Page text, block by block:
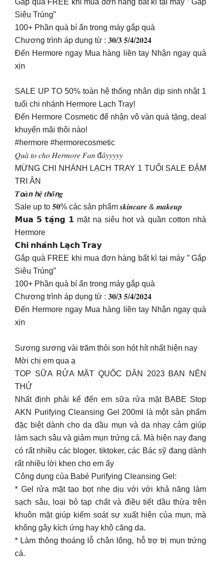
Siêu Trúng”
100+ Phần quà bí ẩn trong máy gắp quà
Chương trình áp dụng từ : 𝟑𝟎/𝟑 𝟓/𝟒/𝟐𝟎𝟐𝟒
Đến Hermore ngay Mua hàng liền tay Nhận ngay quà
xịn
SALE UP TO 50% toàn hệ thống nhân dịp sinh nhật 1
tuổi chi nhánh Hermore Lạch Tray!
Đến Hermore Cosmetic để nhận vô vàn quà tặng, deal
khuyến mãi thôi nào!
#hermore #hermorecosmetic
𝑄𝑢𝑎̀ 𝑡𝑜 𝑐ℎ𝑜 𝐻𝑒𝑟𝑚𝑜𝑟𝑒 𝐹𝑎𝑛 đ𝑎̂𝑦𝑦𝑦𝑦𝑦
MỪNG CHI NHÁNH LẠCH TRAY 1 TUỔI SALE ĐẬM
TRI ÂN
𝑻𝙤𝒂̀𝙣 𝙝𝒆̣̂ 𝒕𝙝𝒐̂́𝙣𝒈
Sale up to 𝟓𝟎% các sản phẩm 𝒔𝒌𝒊𝒏𝒄𝒂𝒓𝒆 & 𝒎𝒂𝒌𝒆𝒖𝒑
𝗠𝘂𝗮 𝟱 𝘁𝗮̣̆𝗻𝗴 𝟭 mặt nạ siêu hot và quần cotton nhà
Hermore
𝗖𝗵𝗶 𝗻𝗵𝗮́𝗻𝗵 𝗟𝗮̣𝗰𝗵 𝗧𝗿𝗮𝘆
Gắp quà FREE khi mua đơn hàng bất kì tại máy ” Gắp
Siêu Trúng”
100+ Phần quà bí ẩn trong máy gắp quà
Chương trình áp dụng từ : 𝟑𝟎/𝟑 𝟓/𝟒/𝟐𝟎𝟐𝟒
Đến Hermore ngay Mua hàng liền tay Nhận ngay quà
xịn
Sương sương vài trăm thỏi son hót hít nhất hiện nay
Mời chị em qua ạ
TOP SỮA RỬA MẶT QUỐC DÂN 2023 BẠN NÊN
THỬ
Nhất định phải kể đến em sữa rửa mặt BABE Stop
AKN Purifying Cleansing Gel 200ml là một sản phẩm
đặc biệt dành cho da dầu mụn và da nhạy cảm giúp
làm sạch sâu và giảm mụn trứng cá. Mà hiện nay đang
có rất nhiều các bloger, tiktoker, các Bác sỹ đang dành
rất nhiều lời khen cho em ấy
Công dụng của Babé Purifying Cleansing Gel:
* Gel rửa mặt tạo bọt nhẹ dịu với với khả năng làm
sạch sâu, loại bỏ tạp chất và điều tiết dầu thừa trên
khuôn mặt giúp kiểm soát sự xuất hiện của mụn, mà
không gây kích ứng hay khô căng da.
* Làm thông thoáng lỗ chân lông, hỗ trợ trị mụn trứng
cá.